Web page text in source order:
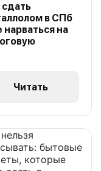
сдать
в СПб
нарваться на
Читать